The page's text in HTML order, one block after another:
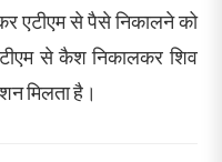
एटीएम से पैसे निकालने को
से कैश निकालकर शिव
मिलता है।